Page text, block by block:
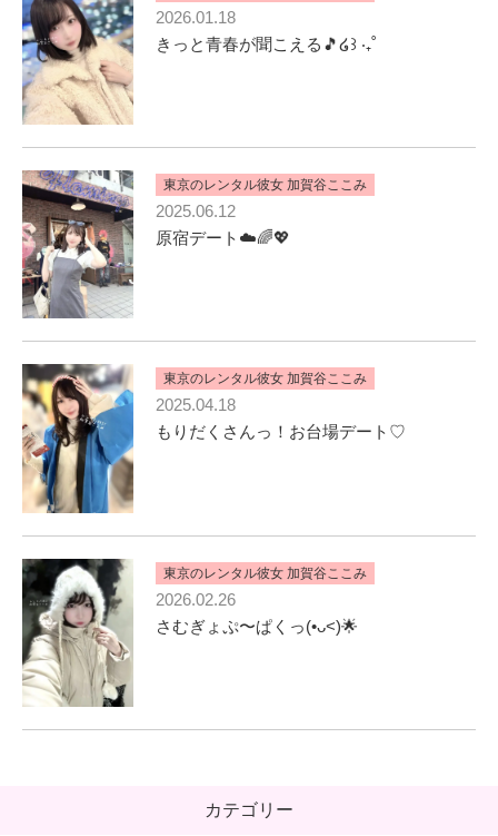
2026.01.18
きっと青春が聞こえる🎵໒꒱ ‧₊˚
東京のレンタル彼女 加賀谷ここみ
2025.06.12
原宿デート☁️🌈💖
東京のレンタル彼女 加賀谷ここみ
2025.04.18
もりだくさんっ！お台場デート♡
東京のレンタル彼女 加賀谷ここみ
2026.02.26
さむぎょぷ〜ぱくっ(•ᴗ<)🌟
カテゴリー